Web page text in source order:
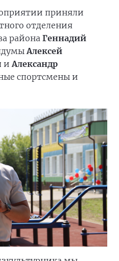
приняли
отделения
района Геннадий
Алексей
иАлександр
спортсмены и